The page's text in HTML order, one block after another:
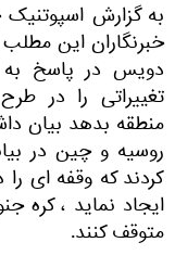
به گزارش
خبرنگاران این
دویس در پاسخ به
تغییراتی را در
منطقه بدهد بیان
روسیه و چین در
کردند که وقفه ای
ایجاد نماید ، کره
متوقف کنند.